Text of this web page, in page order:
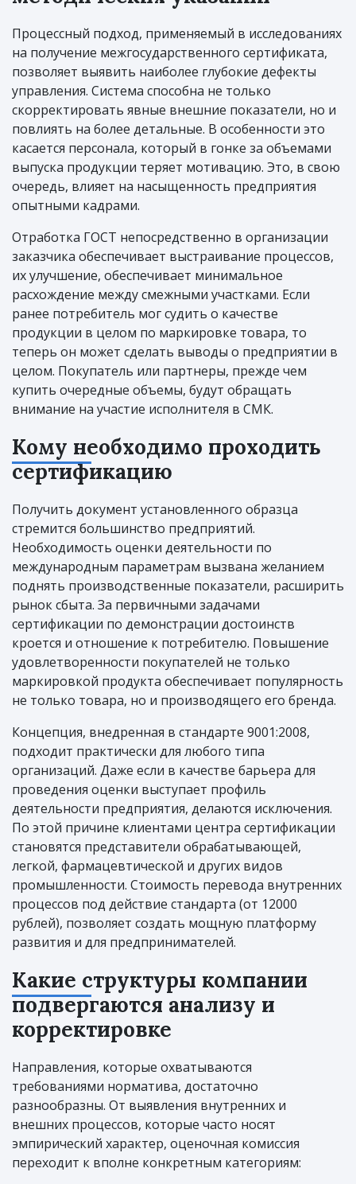
Процессный подход, применяемый в исследованиях
на получение межгосударственного сертификата,
позволяет выявить наиболее глубокие дефекты
управления. Система способна не только
скорректировать явные внешние показатели, но и
повлиять на более детальные. В особенности это
касается персонала, который в гонке за объемами
выпуска продукции теряет мотивацию. Это, в свою
очередь, влияет на насыщенность предприятия
опытными кадрами.
Отработка ГОСТ непосредственно в организации
заказчика обеспечивает выстраивание процессов,
их улучшение, обеспечивает минимальное
расхождение между смежными участками. Если
ранее потребитель мог судить о качестве
продукции в целом по маркировке товара, то
теперь он может сделать выводы о предприятии в
целом. Покупатель или партнеры, прежде чем
купить очередные объемы, будут обращать
внимание на участие исполнителя в СМК.
Кому необходимо проходить
сертификацию
Получить документ установленного образца
стремится большинство предприятий.
Необходимость оценки деятельности по
международным параметрам вызвана желанием
поднять производственные показатели, расширить
рынок сбыта. За первичными задачами
сертификации по демонстрации достоинств
кроется и отношение к потребителю. Повышение
удовлетворенности покупателей не только
маркировкой продукта обеспечивает популярность
не только товара, но и производящего его бренда.
Концепция, внедренная в стандарте 9001:2008,
подходит практически для любого типа
организаций. Даже если в качестве барьера для
проведения оценки выступает профиль
деятельности предприятия, делаются исключения.
По этой причине клиентами центра сертификации
становятся представители обрабатывающей,
легкой, фармацевтической и других видов
промышленности. Стоимость перевода внутренних
процессов под действие стандарта (от 12000
рублей), позволяет создать мощную платформу
развития и для предпринимателей.
Какие структуры компании
подвергаются анализу и
корректировке
Направления, которые охватываются
требованиями норматива, достаточно
разнообразны. От выявления внутренних и
внешних процессов, которые часто носят
эмпирический характер, оценочная комиссия
переходит к вполне конкретным категориям: